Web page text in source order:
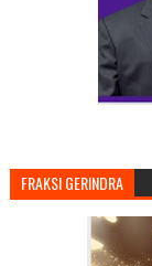
FRAKSI GERINDRA